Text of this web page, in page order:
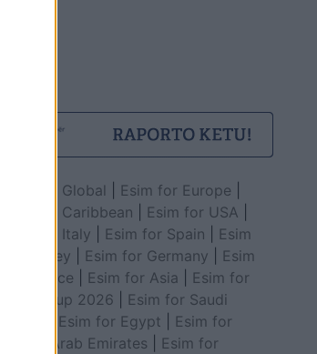
Esim for Global Esim for Europe
Esim for Caribbean
Esim for USA
Esim for Italy
Esim for Spain
Esim
for Turkey
Esim for Germany
Esim
for Greece
Esim for Asia
Esim for
World Cup 2026
Esim for Saudi
Esim for Egypt
Esim for
United Arab Emirates
Esim for